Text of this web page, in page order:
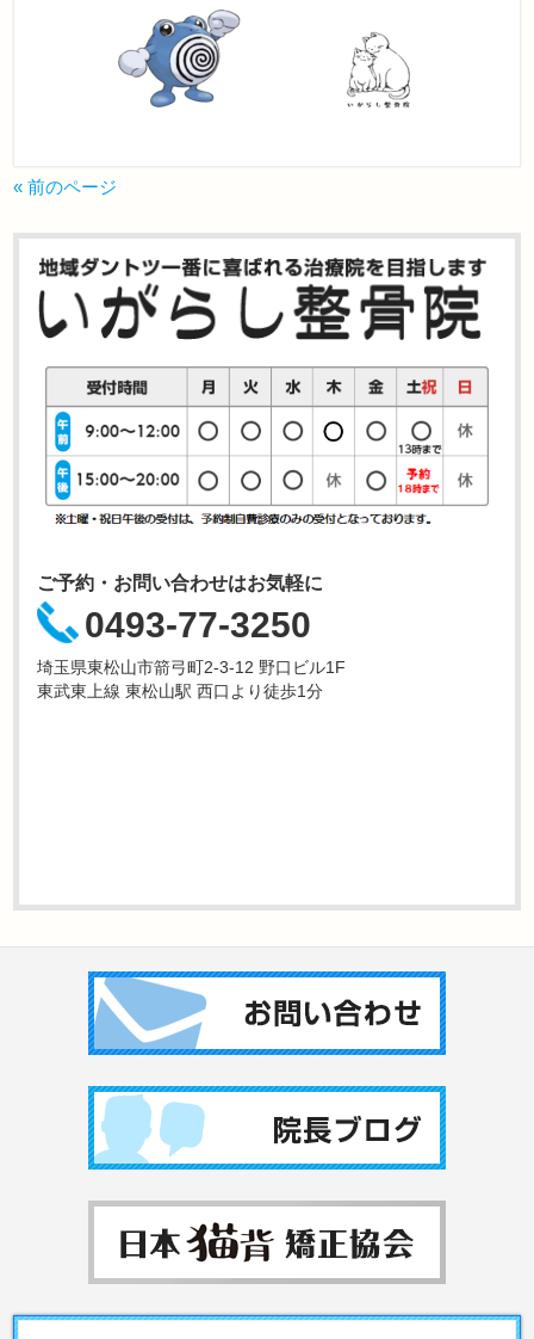
« 前のページ
ご予約・お問い合わせはお気軽に
0493-77-3250
埼玉県東松山市箭弓町2-3-12 野口ビル1F
東武東上線 東松山駅 西口より徒歩1分